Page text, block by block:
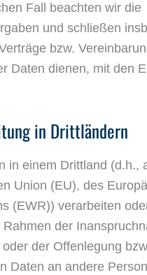
Fall beachten wir die
und schließen
bzw.
Daten dienen, mit den
in Drittländern
in einem Drittland (d.h.,
Union (EU), des
(EWR)) verarbeiten
der
der Offenlegung
Daten an andere